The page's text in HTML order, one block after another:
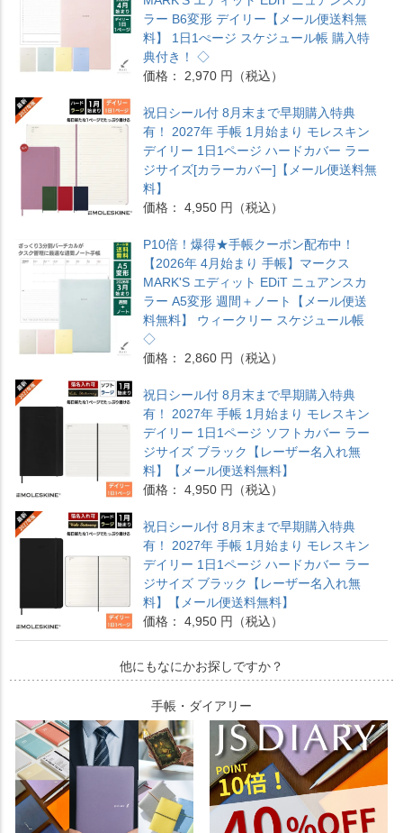
ラー B6変形 デイリー【メール便送料無
料】 1日1ぺージ スケジュール帳 購入特
典付き！ ◇
価格： 2,970 円（税込）
祝日シール付 8月末まで早期購入特典
有！ 2027年 手帳 1月始まり モレスキン
デイリー 1日1ページ ハードカバー ラー
ジサイズ[カラーカバー]【メール便送料無
料】
価格： 4,950 円（税込）
P10倍！爆得★手帳クーポン配布中！
【2026年 4月始まり 手帳】マークス
MARK'S エディット EDiT ニュアンスカ
ラー A5変形 週間＋ノート【メール便送
料無料】 ウィークリー スケジュール帳
◇
価格： 2,860 円（税込）
祝日シール付 8月末まで早期購入特典
有！ 2027年 手帳 1月始まり モレスキン
デイリー 1日1ページ ソフトカバー ラー
ジサイズ ブラック【レーザー名入れ無
料】【メール便送料無料】
価格： 4,950 円（税込）
祝日シール付 8月末まで早期購入特典
有！ 2027年 手帳 1月始まり モレスキン
デイリー 1日1ページ ハードカバー ラー
ジサイズ ブラック【レーザー名入れ無
料】【メール便送料無料】
価格： 4,950 円（税込）
他にもなにかお探しですか？
手帳・ダイアリー